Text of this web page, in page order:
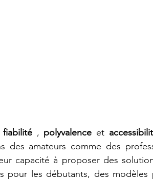
fiabilité , polyvalence et
des amateurs comme des
capacité à proposer des
pour les débutants, des modèles